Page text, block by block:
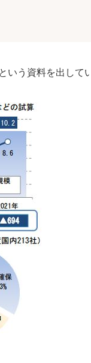
いう資料を出して